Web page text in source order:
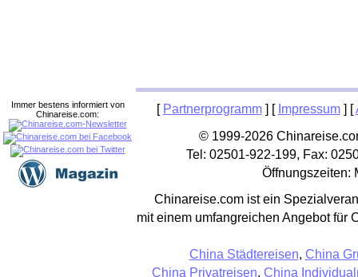
[ Partnerprogramm] [ Impressum] [
© 1999-2026
Tel: 02501-922-199, Fax:
Öffnungszeiten:
Chinareise.com ist ein
mit einem umfangreichen Angebot für
China Städtereisen, China
China Privatreisen, China
Immer bestens informiert von
Chinareise.com: